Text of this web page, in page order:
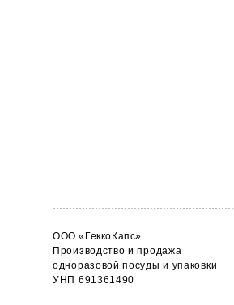
ООО «ГеккоКапс»
Производство и продажа
одноразовой посуды и упаковки
УНП 691361490